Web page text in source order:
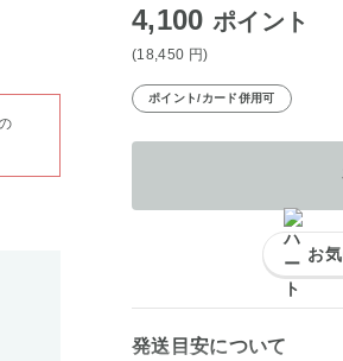
4,100 ポイント
(18,450 円)
ポイント/カード併用可
お
発送目安について